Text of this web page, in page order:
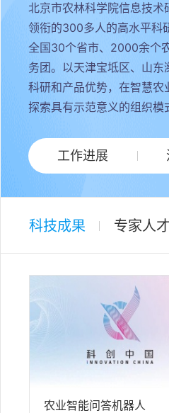
北京市农林科学院信息技
领衔的300多人的高水平科
全国30个省市、2000余个
务团。以天津宝坻区、山
科研和产品优势，在智慧
探索具有示范意义的组织
工作进展
科技成果 专家人才
农业智能问答机器人